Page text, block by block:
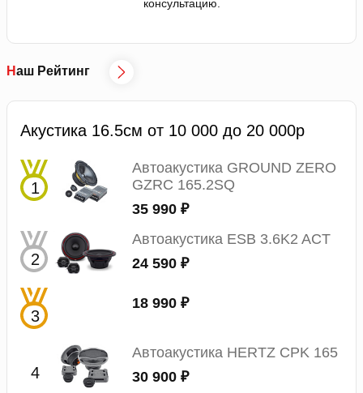
консультацию.
Наш Рейтинг
Акустика 16.5см от 10 000 до 20 000р
Автоакустика GROUND ZERO
GZRC 165.2SQ
35 990 ₽
Автоакустика ESB 3.6K2 ACT
24 590 ₽
18 990 ₽
Автоакустика HERTZ CPK 165
30 900 ₽